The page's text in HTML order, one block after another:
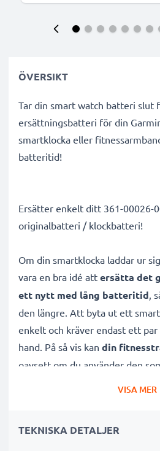
ÖVERSIKT
Tar din smart watch batteri slut
ersättningsbatteri för din
smartklocka eller
batteritid!
Ersätter enkelt ditt 361-00026-
originalbatteri / klockbatteri!
Om din smartklocka laddar ur
vara en bra idé att ersätta det
ett nytt med lång batteritid,
den längre. Att byta ut ett
enkelt och kräver endast ett
hand. På så vis kan din
oavsett om du använder den
specifikt designat för Garmin
VISA MER
TEKNISKA DETALJER